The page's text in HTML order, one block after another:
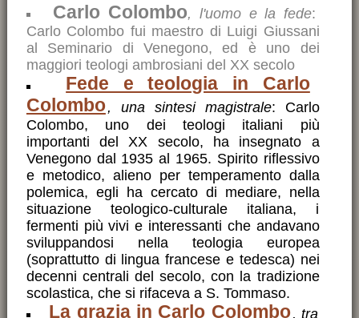
Carlo Colombo, l'uomo e la fede:
Carlo Colombo fui maestro di Luigi Giussani
al Seminario di Venegono, ed è uno dei
maggiori teologi ambrosiani del XX secolo
Fede e teologia in Carlo
Colombo, una sintesi magistrale: Carlo
Colombo, uno dei teologi italiani più
importanti del XX secolo, ha insegnato a
Venegono dal 1935 al 1965. Spirito riflessivo
e metodico, alieno per temperamento dalla
polemica, egli ha cercato di mediare, nella
situazione teologico-culturale italiana, i
fermenti più vivi e interessanti che andavano
sviluppandosi nella teologia europea
(soprattutto di lingua francese e tedesca) nei
decenni centrali del secolo, con la tradizione
scolastica, che si rifaceva a S. Tommaso.
La grazia in Carlo Colombo, tra